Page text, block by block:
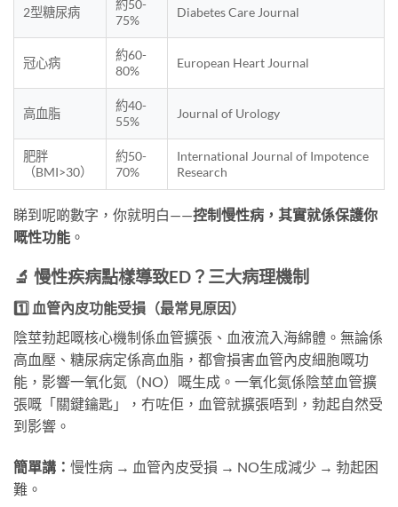
2型糖尿病
約50-
75%
Diabetes Care Journal
冠心病
約60-
80%
European Heart Journal
高血脂
約40-
55%
Journal of Urology
肥胖
（BMI>30）
約50-
70%
International Journal of Impotence
Research
睇到呢啲數字，你就明白——控制慢性病，其實就係保護你
嘅性功能 。
🔬 慢性疾病點樣導致ED？三大病理機制
1️⃣ 血管內皮功能受損（最常見原因）
陰莖勃起嘅核心機制係血管擴張、血液流入海綿體。無論係
高血壓、糖尿病定係高血脂，都會損害血管內皮細胞嘅功
能，影響一氧化氮（NO）嘅生成。一氧化氮係陰莖血管擴
張嘅「關鍵鑰匙」，冇咗佢，血管就擴張唔到，勃起自然受
到影響。
簡單講： 慢性病 → 血管內皮受損 → NO生成減少 → 勃起困
難。